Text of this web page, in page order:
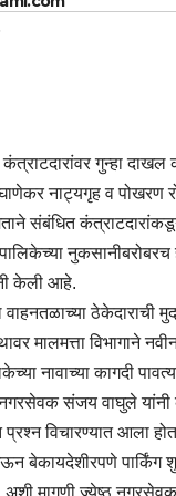
गुन्हा दाखल
घाणेकर नाट्यगृह व
संबंधित
केली आहे.
वाहनतळाच्या
मालमत्ता विभागाने
नावाच्या कागदी
संजय वाघुले यांनी
विचारण्यात आला
बेकायदेशीरपणे पार्किंग